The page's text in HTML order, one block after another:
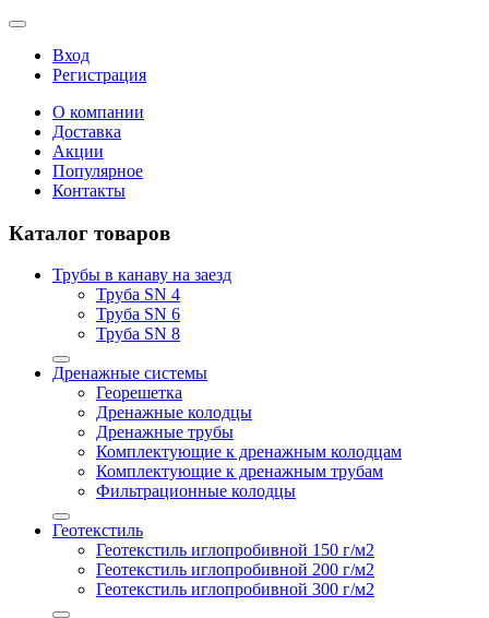
Вход
Регистрация
О компании
Доставка
Акции
Популярное
Контакты
Каталог товаров
Трубы в канаву на заезд
Труба SN 4
Труба SN 6
Труба SN 8
Дренажные системы
Георешетка
Дренажные колодцы
Дренажные трубы
Комплектующие к дренажным колодцам
Комплектующие к дренажным трубам
Фильтрационные колодцы
Геотекстиль
Геотекстиль иглопробивной 150 г/м2
Геотекстиль иглопробивной 200 г/м2
Геотекстиль иглопробивной 300 г/м2